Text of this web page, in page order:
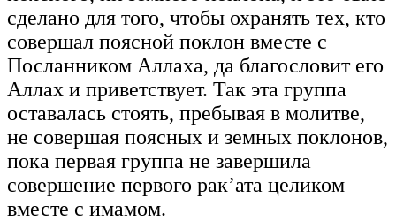
сделано для того, чтобы охранять тех, кто
совершал поясной поклон вместе с
Посланником Аллаха, да благословит его
Аллах и приветствует. Так эта группа
оставалась стоять, пребывая в молитве,
не совершая поясных и земных поклонов,
пока первая группа не завершила
совершение первого рак’ата целиком
вместе с имамом.